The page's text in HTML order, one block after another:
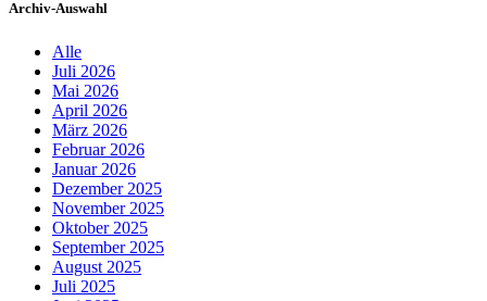
Archiv-Auswahl
Alle
Juli 2026
Mai 2026
April 2026
März 2026
Februar 2026
Januar 2026
Dezember 2025
November 2025
Oktober 2025
September 2025
August 2025
Juli 2025